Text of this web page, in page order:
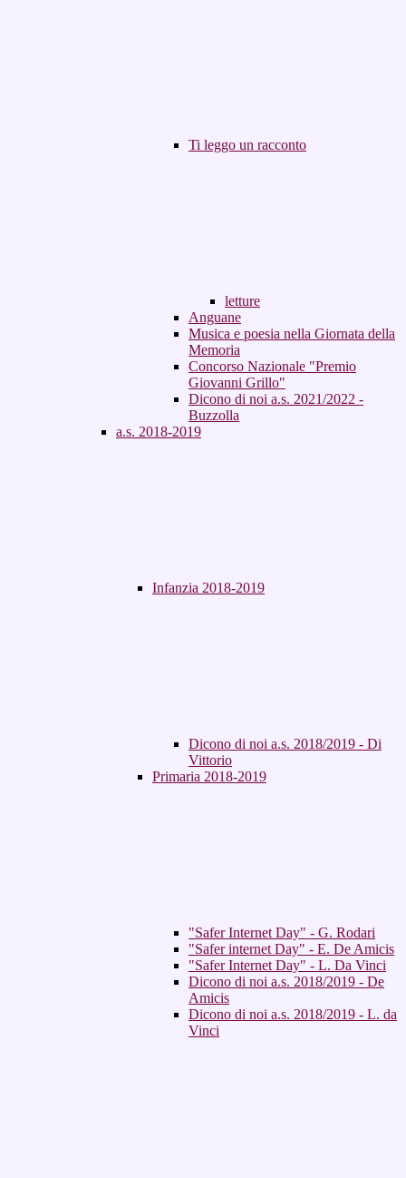
Ti leggo un racconto
letture
Anguane
Musica e poesia nella Giornata della
Memoria
Concorso Nazionale "Premio
Giovanni Grillo"
Dicono di noi a.s. 2021/2022 -
Buzzolla
a.s. 2018-2019
Infanzia 2018-2019
Dicono di noi a.s. 2018/2019 - Di
Vittorio
Primaria 2018-2019
"Safer Internet Day" - G. Rodari
"Safer internet Day" - E. De Amicis
"Safer Internet Day" - L. Da Vinci
Dicono di noi a.s. 2018/2019 - De
Amicis
Dicono di noi a.s. 2018/2019 - L. da
Vinci